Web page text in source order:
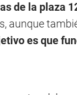
de la plaza
aunque
es que